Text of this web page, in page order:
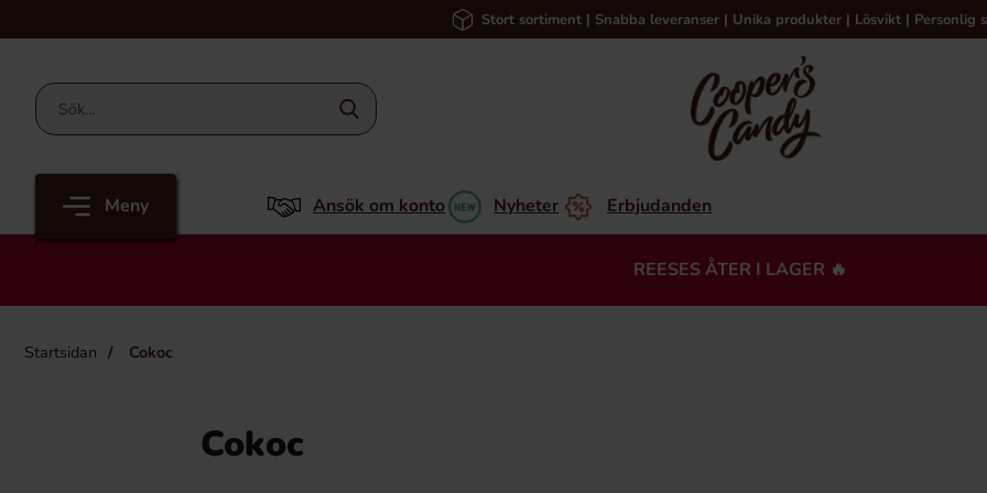
Stort sortiment | Snabba leveranser | Unika produkter | Lösvikt | Personlig
Meny Ansök om konto Nyheter Erbjudanden
REESES ÅTER I LAGER 🔥
Startsidan Cokoc
Cokoc